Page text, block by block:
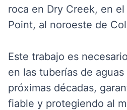
roca en Dry Creek, en
Point, al noroeste de
Este trabajo es
en las tuberías de
próximas décadas,
fiable y protegiendo al